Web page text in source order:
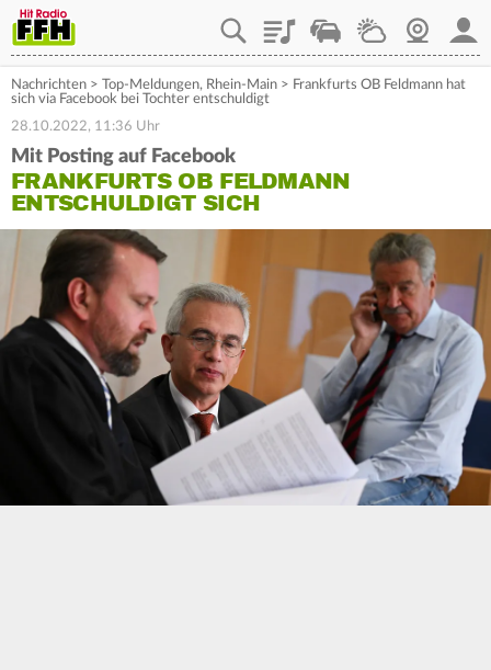
PlaylistStaupilotWetterWebcam
Nachrichten > Top-Meldungen, Rhein-Main > Frankfurts OB Feldmann hat
sich via Facebook bei Tochter entschuldigt
28.10.2022, 11:36 Uhr
Mit Posting auf Facebook
FRANKFURTS OB FELDMANN
ENTSCHULDIGT SICH